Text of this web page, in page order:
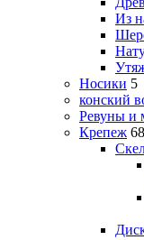
Из
Носики 5
конский
Ревуны и
Крепеж 68